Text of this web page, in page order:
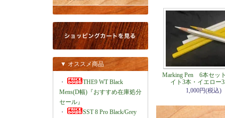
▼ オススメ商品
・
THE9 WT Black
Mens(D幅)『おすすめ在庫処分
セール』
・
SST 8 Pro Black/Grey
Marking Pen 6本セッ
イト3本・イエロー
1,000円(税込)